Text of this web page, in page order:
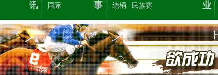
讯
国际
事
绕桶
民族赛
业